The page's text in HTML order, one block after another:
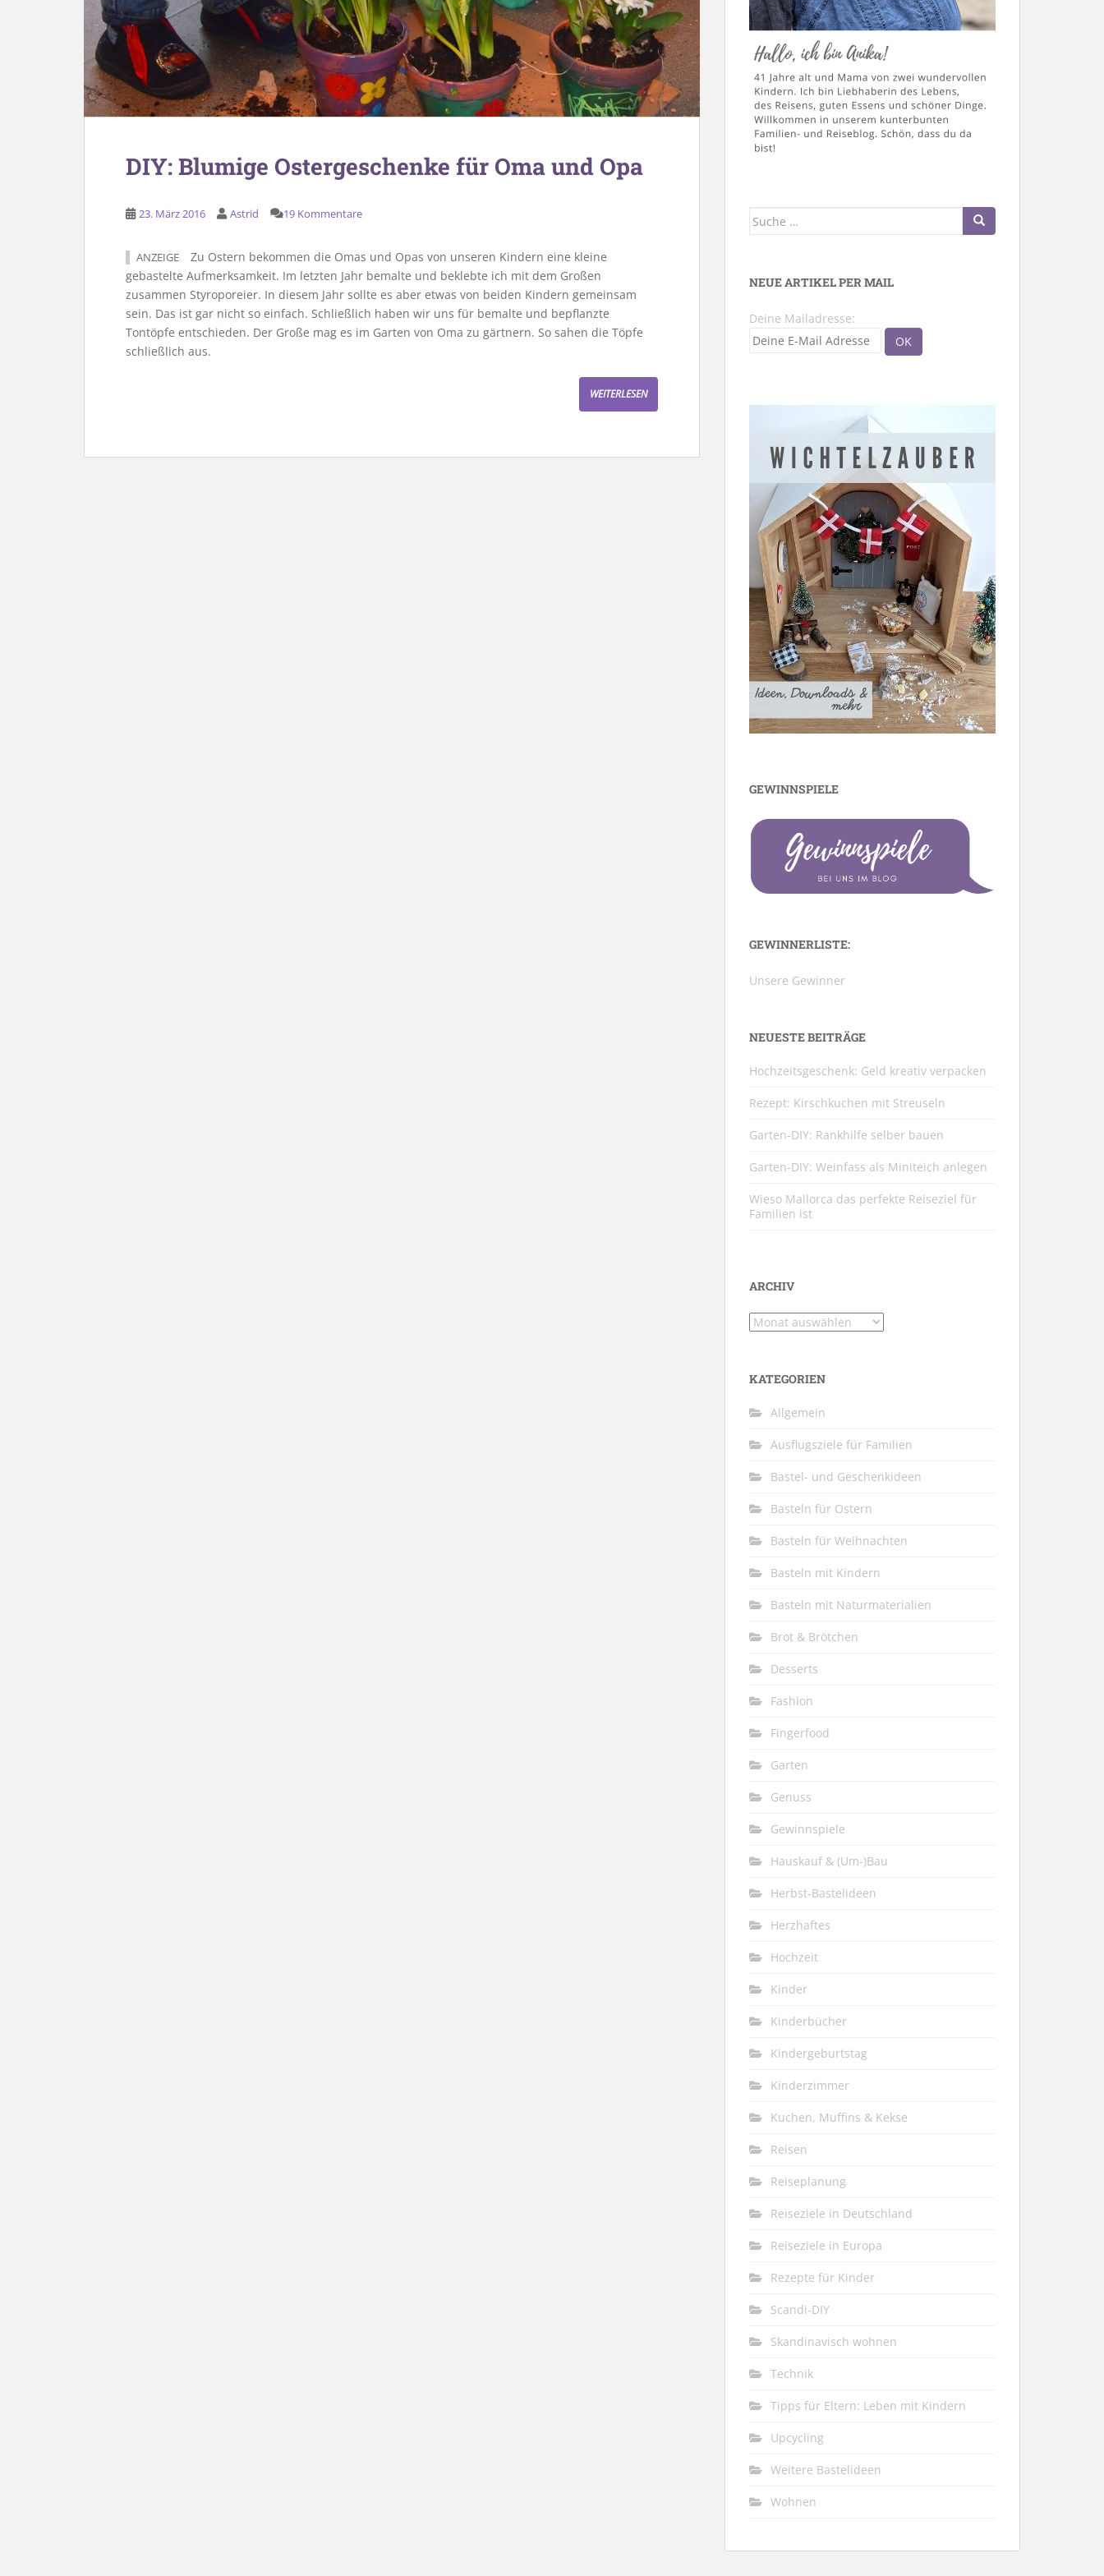
DIY: Blumige Ostergeschenke für Oma und Opa
23. März 2016 Astrid 19 Kommentare
ANZEIGE
Zu Ostern bekommen die Omas und Opas von unseren Kindern eine kleine
gebastelte Aufmerksamkeit. Im letzten Jahr bemalte und beklebte ich mit dem Großen
zusammen Styroporeier. In diesem Jahr sollte es aber etwas von beiden Kindern gemeinsam
sein. Das ist gar nicht so einfach. Schließlich haben wir uns für bemalte und bepflanzte
Tontöpfe entschieden. Der Große mag es im Garten von Oma zu gärtnern. So sahen die Töpfe
schließlich aus.
WEITERLESEN
Suche
NEUE ARTIKEL PER MAIL
Deine Mailadresse:
GEWINNSPIELE
GEWINNERLISTE:
Unsere Gewinner
NEUESTE BEITRÄGE
Hochzeitsgeschenk: Geld kreativ verpacken
Rezept: Kirschkuchen mit Streuseln
Garten-DIY: Rankhilfe selber bauen
Garten-DIY: Weinfass als Miniteich anlegen
Wieso Mallorca das perfekte Reiseziel für
Familien ist
ARCHIV
Archiv
KATEGORIEN
Allgemein
Ausflugsziele für Familien
Bastel- und Geschenkideen
Basteln für Ostern
Basteln für Weihnachten
Basteln mit Kindern
Basteln mit Naturmaterialien
Brot & Brötchen
Desserts
Fashion
Fingerfood
Garten
Genuss
Gewinnspiele
Hauskauf & (Um-)Bau
Herbst-Bastelideen
Herzhaftes
Hochzeit
Kinder
Kinderbücher
Kindergeburtstag
Kinderzimmer
Kuchen, Muffins & Kekse
Reisen
Reiseplanung
Reiseziele in Deutschland
Reiseziele in Europa
Rezepte für Kinder
Scandi-DIY
Skandinavisch wohnen
Technik
Tipps für Eltern: Leben mit Kindern
Upcycling
Weitere Bastelideen
Wohnen